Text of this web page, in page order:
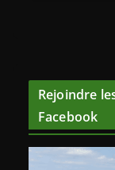
Rejoindre
Facebook